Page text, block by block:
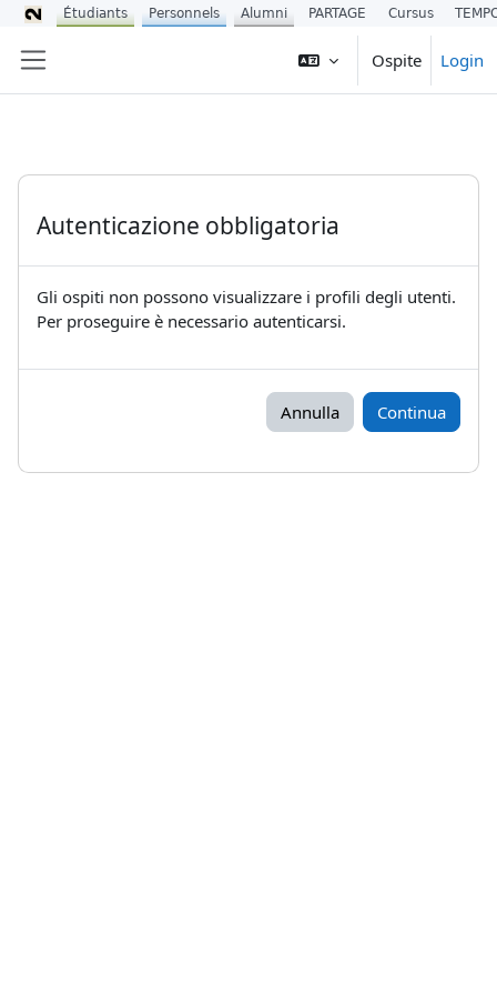
Ospite Login
Autenticazione obbligatoria
Gli ospiti non possono visualizzare i profili degli utenti.
Per proseguire è necessario autenticarsi.
Annulla Continua
Étudiants Personnels Alumni PARTAGE Cursus